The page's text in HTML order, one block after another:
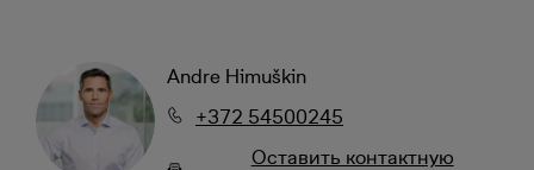
Andre Himuškin
+372 54500245
Oставить контактную